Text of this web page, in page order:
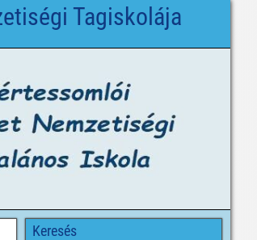
Tagiskolája
Keresés